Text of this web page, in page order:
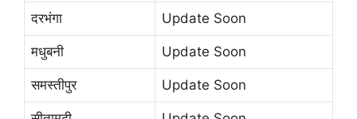
दरभंगा Update Soon
मधुबनी Update Soon
समस्तीपुर Update Soon